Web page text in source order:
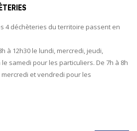
4 déchèteries du territoire passent en
à 12h30 le lundi, mercredi, jeudi,
samedi pour les particuliers. De 7h à 8h
mercredi et vendredi pour les
RÉNO DU 15 JUIN